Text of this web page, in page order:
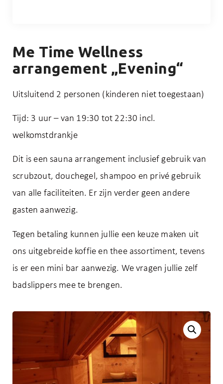
Me Time Wellness
arrangement „Evening“
Uitsluitend 2 personen (kinderen niet toegestaan)
Tijd: 3 uur – van 19:30 tot 22:30 incl.
welkomstdrankje
Dit is een sauna arrangement inclusief gebruik van
scrubzout, douchegel, shampoo en privé gebruik
van alle faciliteiten. Er zijn verder geen andere
gasten aanwezig.
Tegen betaling kunnen jullie een keuze maken uit
ons uitgebreide koffie en thee assortiment, tevens
is er een mini bar aanwezig. We vragen jullie zelf
badslippers mee te brengen.